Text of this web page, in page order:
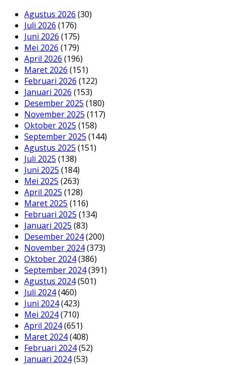
Agustus 2026 (30)
Juli 2026 (176)
Juni 2026 (175)
Mei 2026 (179)
April 2026 (196)
Maret 2026 (151)
Februari 2026 (122)
Januari 2026 (153)
Desember 2025 (180)
November 2025 (117)
Oktober 2025 (158)
September 2025 (144)
Agustus 2025 (151)
Juli 2025 (138)
Juni 2025 (184)
Mei 2025 (263)
April 2025 (128)
Maret 2025 (116)
Februari 2025 (134)
Januari 2025 (83)
Desember 2024(200)
November 2024(373)
Oktober 2024(386)
September 2024(391)
Agustus 2024(501)
Juli 2024(460)
Juni 2024(423)
Mei 2024(710)
April 2024(651)
Maret 2024(408)
Februari 2024(52)
Januari 2024(53)